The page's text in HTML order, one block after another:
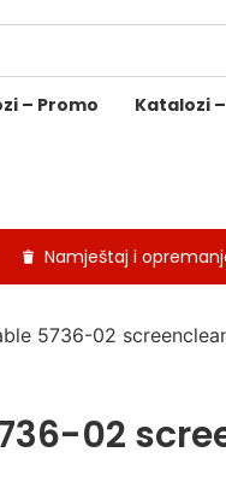
– Promo Katalozi
Namještaj i
5736-02
02